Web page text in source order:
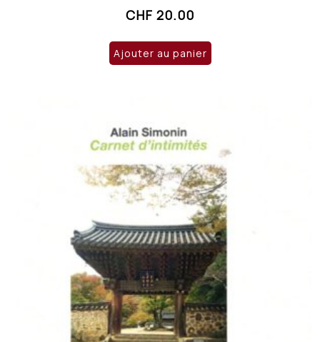
CHF 20.00
Ajouter au panier